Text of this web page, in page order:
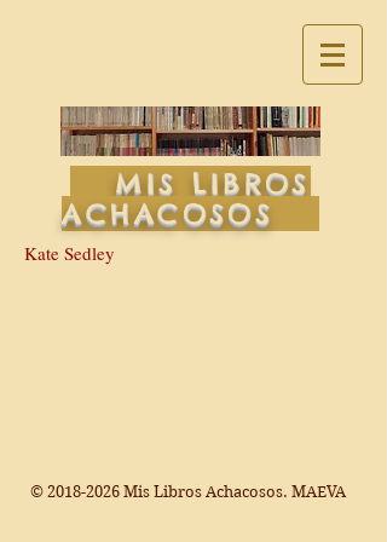
MIS LIBROS
ACHACOSOS
Kate Sedley
© 2018-2026 Mis Libros Achacosos. MAEVA